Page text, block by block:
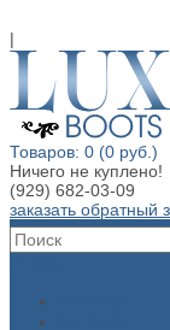
|
Товаров: 0 (0 руб.)
Ничего не куплено!
(929) 682-03-09
заказать обратный